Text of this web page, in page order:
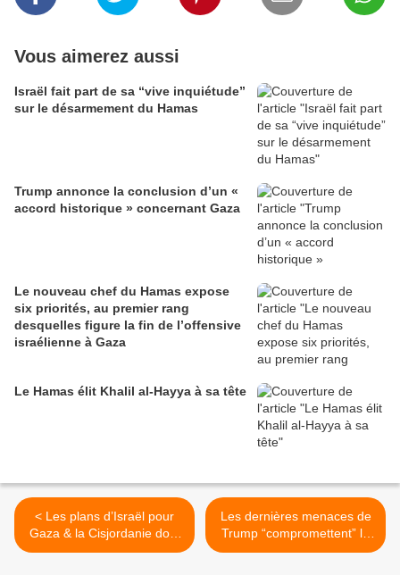
Vous aimerez aussi
Israël fait part de sa “vive inquiétude”
sur le désarmement du Hamas
Trump annonce la conclusion d’un «
accord historique » concernant Gaza
Le nouveau chef du Hamas expose
six priorités, au premier rang
desquelles figure la fin de l’offensive
israélienne à Gaza
Le Hamas élit Khalil al-Hayya à sa tête
< Les plans d’Israël pour
Gaza & la Cisjordanie dont
personne ne parle
Les dernières menaces de
Trump “compromettent” le
cessez-le-feu à Gaza >